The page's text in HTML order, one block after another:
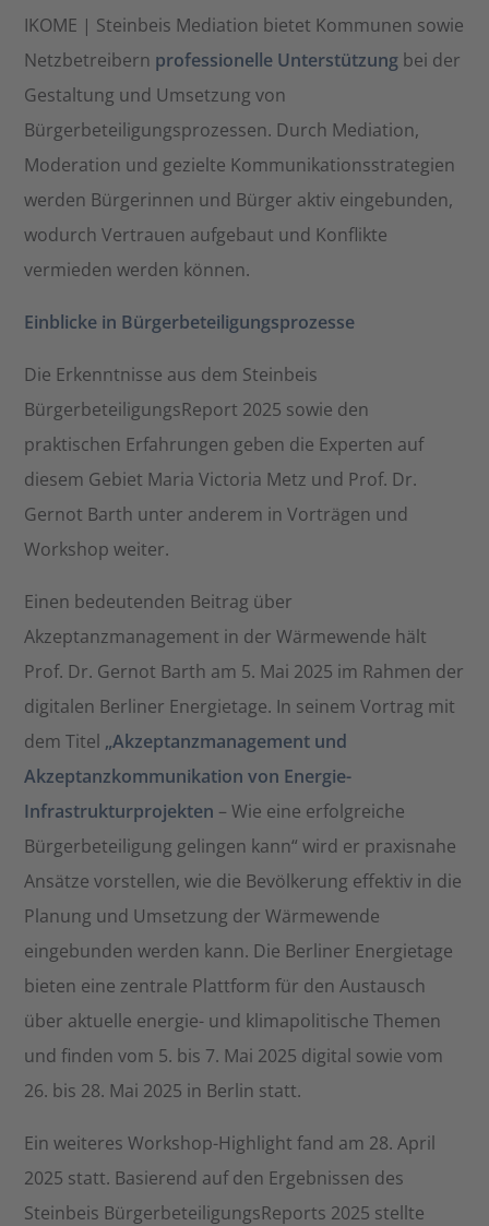
IKOME | Steinbeis Mediation bietet Kommunen sowie
Netzbetreibern professionelle Unterstützung bei der
Gestaltung und Umsetzung von
Bürgerbeteiligungsprozessen. Durch Mediation,
Moderation und gezielte Kommunikationsstrategien
werden Bürgerinnen und Bürger aktiv eingebunden,
wodurch Vertrauen aufgebaut und Konflikte
vermieden werden können.​
Einblicke in Bürgerbeteiligungsprozesse
Die Erkenntnisse aus dem Steinbeis
BürgerbeteiligungsReport 2025 sowie den
praktischen Erfahrungen geben die Experten auf
diesem Gebiet Maria Victoria Metz und Prof. Dr.
Gernot Barth unter anderem in Vorträgen und
Workshop weiter.
Einen bedeutenden Beitrag über
Akzeptanzmanagement in der Wärmewende hält
Prof. Dr. Gernot Barth am 5. Mai 2025 im Rahmen der
digitalen Berliner Energietage. In seinem Vortrag mit
dem Titel „Akzeptanzmanagement und
Akzeptanzkommunikation von Energie-
Infrastrukturprojekten – Wie eine erfolgreiche
Bürgerbeteiligung gelingen kann“ wird er praxisnahe
Ansätze vorstellen, wie die Bevölkerung effektiv in die
Planung und Umsetzung der Wärmewende
eingebunden werden kann. Die Berliner Energietage
bieten eine zentrale Plattform für den Austausch
über aktuelle energie- und klimapolitische Themen
und finden vom 5. bis 7. Mai 2025 digital sowie vom
26. bis 28. Mai 2025 in Berlin statt.
Ein weiteres Workshop-Highlight fand am 28. April
2025 statt. Basierend auf den Ergebnissen des
Steinbeis BürgerbeteiligungsReports 2025 stellte